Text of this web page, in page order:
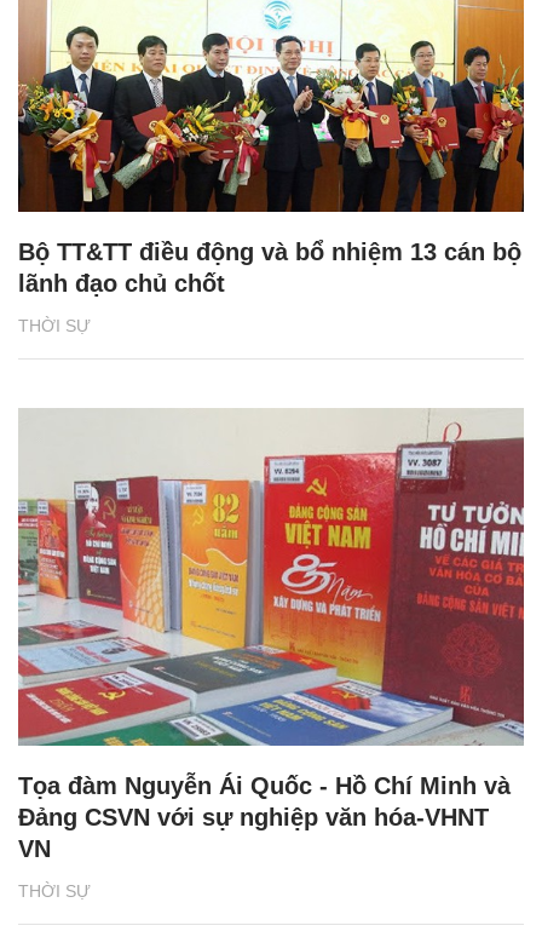
THỜI SỰ
Bộ TT&TT điều động và bổ nhiệm 13 cán bộ
lãnh đạo chủ chốt
THỜI SỰ
Tọa đàm Nguyễn Ái Quốc - Hồ Chí Minh và
Đảng CSVN với sự nghiệp văn hóa-VHNT
VN